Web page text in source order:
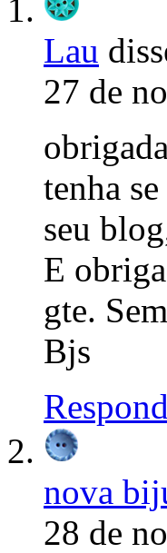
Lau
27 de
tenha
seu
E
gte.
Bjs
nova
28 de